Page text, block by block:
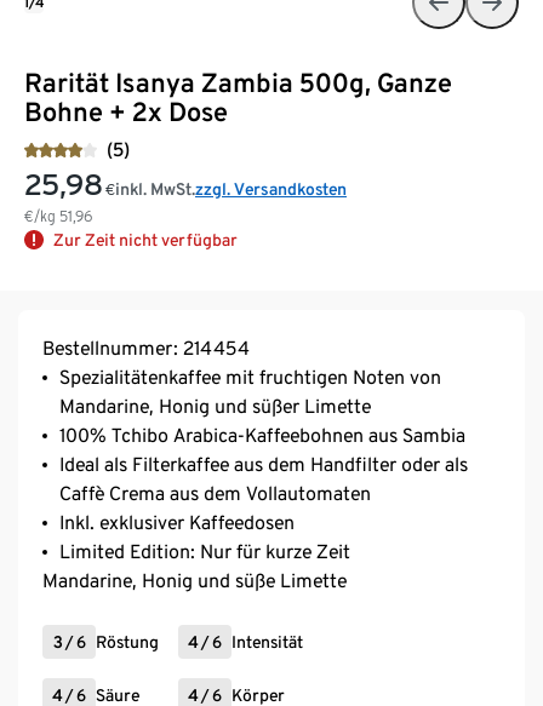
Rarität Isanya Zambia 500g, Ganze
Bohne + 2x Dose
(5)
25,98 €
€/kg 51,96
inkl. MwSt.zzgl. Versandkosten
Zur Zeit nicht verfügbar
Bestellnummer: 214454
Spezialitätenkaffee mit fruchtigen Noten von
Mandarine, Honig und süßer Limette
100% Tchibo Arabica-Kaffeebohnen aus Sambia
Ideal als Filterkaffee aus dem Handfilter oder als
Caffè Crema aus dem Vollautomaten
Inkl. exklusiver Kaffeedosen
Limited Edition: Nur für kurze Zeit
Mandarine, Honig und süße Limette
3 /6 Röstung 4/6 Intensität
4/6 Säure 4/6 Körper